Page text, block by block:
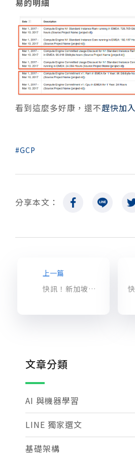
看到這麼多好康，還不趕快加入
GCP
分享本文：
上一篇
快訊！新加坡機房已經啟動！
文章分類
AI 與機器學習
LINE 獨家選文
基礎架構